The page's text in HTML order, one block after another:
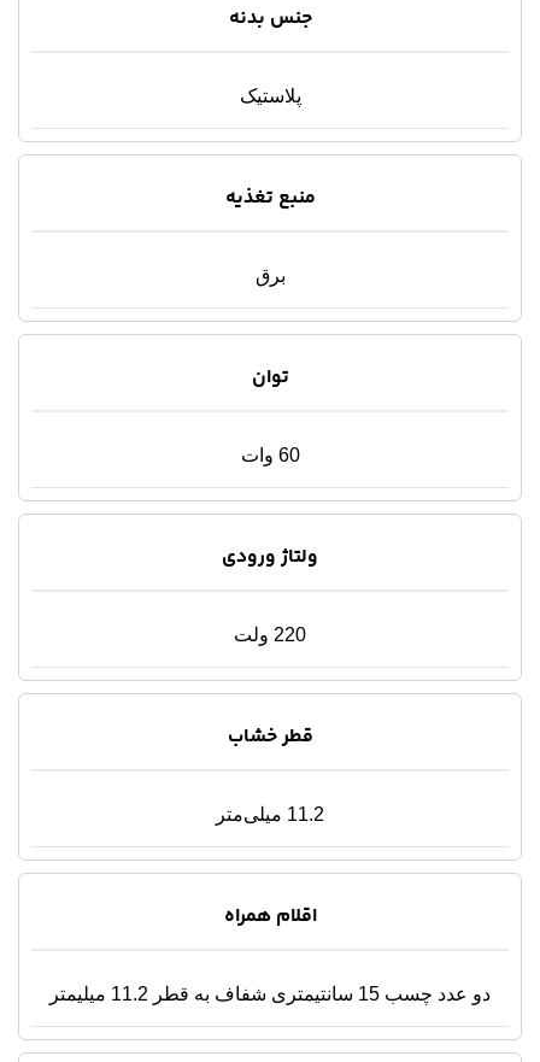
جنس بدنه
پلاستیک
منبع تغذیه
برق
توان
60 وات
ولتاژ ورودی
220 ولت
قطر خشاب
11.2 میلی‌متر
اقلام همراه
دو عدد چسب 15 سانتیمتری شفاف به قطر 11.2 میلیمتر